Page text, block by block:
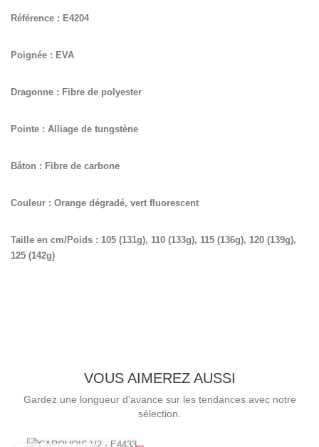
Référence : E4204
Poignée : EVA
Dragonne : Fibre de polyester
Pointe : Alliage de tungstène
Bâton : Fibre de carbone
Couleur : Orange dégradé, vert fluorescent
Taille en cm/Poids : 105 (131g), 110 (133g), 115 (136g), 120 (139g),
125 (142g)
VOUS AIMEREZ AUSSI
Gardez une longueur d'avance sur les tendances avec notre
sélection.